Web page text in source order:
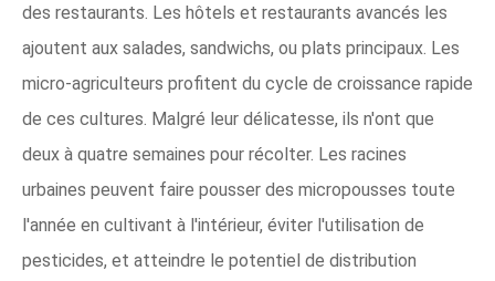
des restaurants. Les hôtels et restaurants avancés les
ajoutent aux salades, sandwichs, ou plats principaux. Les
micro-agriculteurs profitent du cycle de croissance rapide
de ces cultures. Malgré leur délicatesse, ils n'ont que
deux à quatre semaines pour récolter. Les racines
urbaines peuvent faire pousser des micropousses toute
l'année en cultivant à l'intérieur, éviter l'utilisation de
pesticides, et atteindre le potentiel de distribution